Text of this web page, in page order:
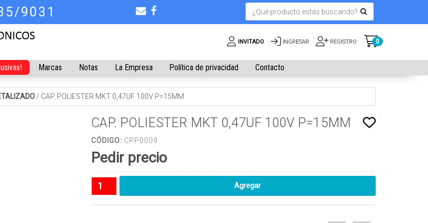
9031
INVITADO INGRESAR REGISTRO 0
Marcas Notas La Empresa Política de privacidad Contacto
/ CAP. POLIESTER MKT 0,47UF 100V P=15MM
CAP. POLIESTER MKT 0,47UF 100V P=15MM
CÓDIGO: CPP0009
Pedir precio